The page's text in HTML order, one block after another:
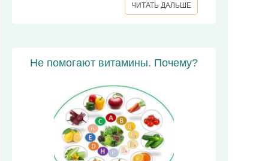
ЧИТАТЬ ДАЛЬШЕ
Не помогают витамины. Почему?